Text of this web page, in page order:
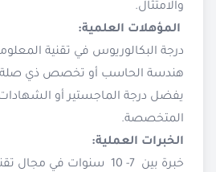
والامتثال.
المؤهلات العلمية:
درجة البكالوريوس في تقنية
هندسة الحاسب أو تخصص ذي
يفضل درجة الماجستير أو
المتخصصة.
الخبرات العملية:
خبرة بين 7- 10 سنوات في مجال تقنية المعلومات.